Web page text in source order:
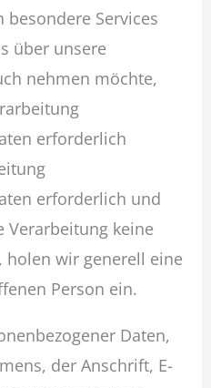
Services
über unsere
nehmen möchte,
erforderlich
erforderlich und
Verarbeitung keine
holen wir generell eine
Person ein.
Daten,
der Anschrift, E-